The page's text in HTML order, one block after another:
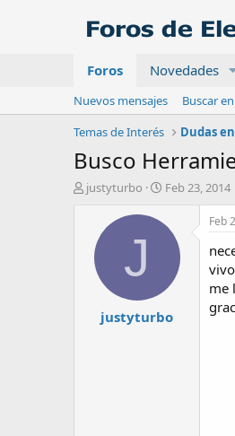
Foros Novedades
Nuevos mensajes
Buscar
Temas de Interés
Dudas
Busco
A
justyturbo
F
h
e
n
Feb 23, 2014
J
justyturbo
Feb
me